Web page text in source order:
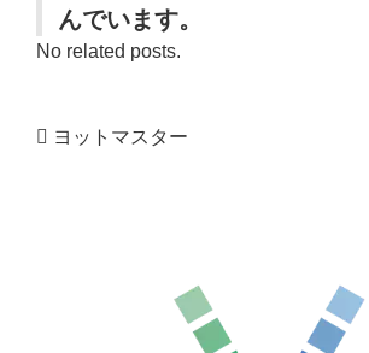
んでいます。
No related posts.
ヨットマスター